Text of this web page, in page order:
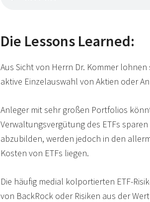
Die Lessons Learned:
Aus Sicht von Herrn Dr. Kommer
aktive Einzelauswahl von Aktien oder
Anleger mit sehr großen Portfolios
Verwaltungsvergütung des ETFs
abzubilden, werden jedoch in den
Kosten von ETFs liegen.
Die häufig medial kolportierten ETF-
von BackRock oder Risiken aus der